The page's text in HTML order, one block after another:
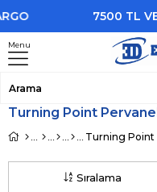
7500 TL VE
Menu
Turning Point
Turning Point
Sıralama